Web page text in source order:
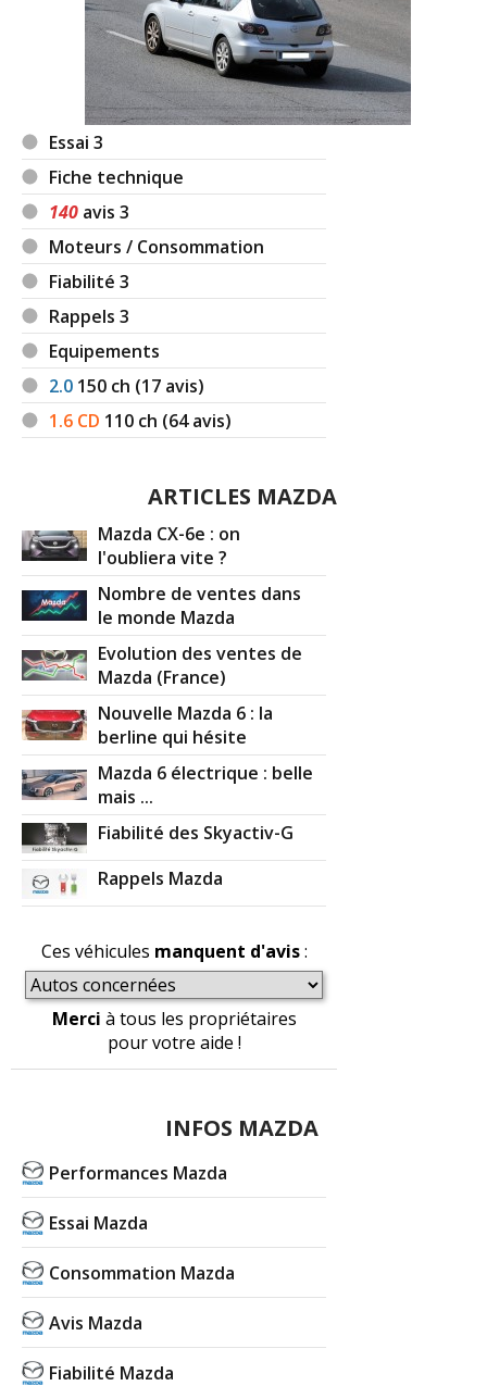
Essai 3
Fiche technique
140 avis 3
Moteurs / Consommation
Fiabilité 3
Rappels 3
Equipements
2.0 150 ch (17 avis)
1.6 CD 110 ch (64 avis)
ARTICLES MAZDA
Mazda CX-6e : on
l'oubliera vite ?
Nombre de ventes dans
le monde Mazda
Evolution des ventes de
Mazda (France)
Nouvelle Mazda 6 : la
berline qui hésite
Mazda 6 électrique : belle
mais ...
Fiabilité des Skyactiv-G
Rappels Mazda
Ces véhicules manquent d'avis:
Merci à tous les propriétaires
pour votre aide !
INFOS MAZDA
Performances Mazda
Essai Mazda
Consommation Mazda
Avis Mazda
Fiabilité Mazda